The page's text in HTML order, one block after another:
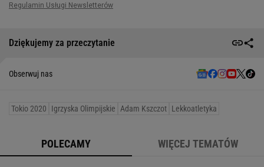
Dziękujemy za przeczytanie
Obserwuj nas
Tokio 2020 Igrzyska Olimpijskie Adam Kszczot Lekkoatletyka
POLECAMY WIĘCEJ TEMATÓW